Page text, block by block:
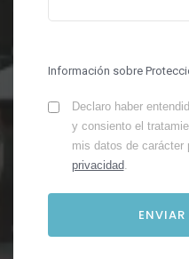
Información sobre
Declaro haber
y consiento el
mis datos de carácter
privacidad.